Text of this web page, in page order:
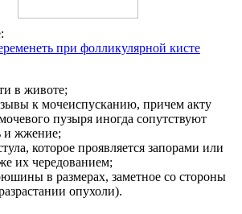
при фолликулярной кисте
в животе;
к мочеиспусканию, причем акту
пузыря иногда сопутствуют
и жжение;
которое проявляется запорами или
их чередованием;
в размерах, заметное со стороны
опухоли).